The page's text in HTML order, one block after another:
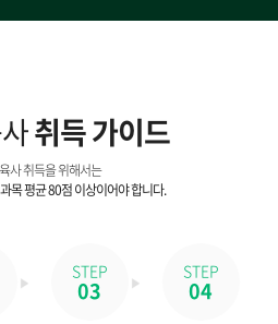
취득 가이드
사 취득을 위해서는
목 평균 80점 이상이어야 합니다.
STEP
03
STEP
04